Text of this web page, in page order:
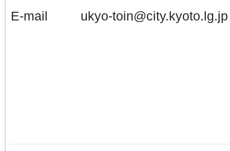
E-mail ukyo-